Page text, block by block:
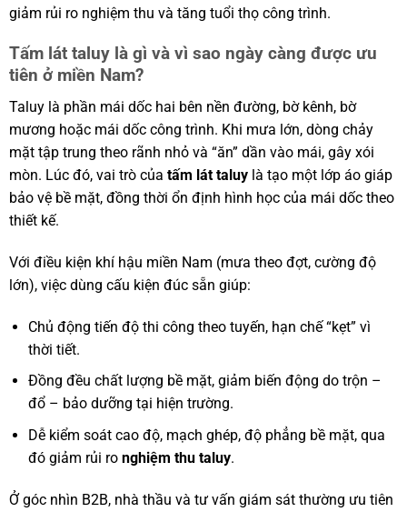
giảm rủi ro nghiệm thu và tăng tuổi thọ công trình.
Tấm lát taluy là gì và vì sao ngày càng được ưu
tiên ở miền Nam?
Taluy là phần mái dốc hai bên nền đường, bờ kênh, bờ
mương hoặc mái dốc công trình. Khi mưa lớn, dòng chảy
mặt tập trung theo rãnh nhỏ và “ăn” dần vào mái, gây xói
mòn. Lúc đó, vai trò của tấm lát taluylà tạo một lớp áo giáp
bảo vệ bề mặt, đồng thời ổn định hình học của mái dốc theo
thiết kế.
Với điều kiện khí hậu miền Nam (mưa theo đợt, cường độ
lớn), việc dùng cấu kiện đúc sẵn giúp:
Chủ động tiến độ thi công theo tuyến, hạn chế “kẹt” vì
thời tiết.
Đồng đều chất lượng bề mặt, giảm biến động do trộn –
đổ – bảo dưỡng tại hiện trường.
Dễ kiểm soát cao độ, mạch ghép, độ phẳng bề mặt, qua
đó giảm rủi ro nghiệm thu taluy.
Ở góc nhìn B2B, nhà thầu và tư vấn giám sát thường ưu tiên